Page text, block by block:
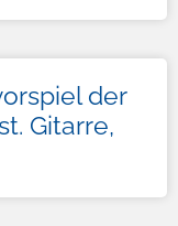
der
Gitarre,